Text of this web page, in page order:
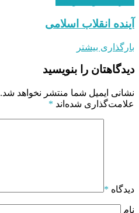
آینده انقلاب اسلامی
بارگذاری بیشتر
دیدگاهتان را بنویسید
نشانی ایمیل شما منتشر نخواهد شد.
علامت‌گذاری شده‌اند *
دیدگاه *
نام